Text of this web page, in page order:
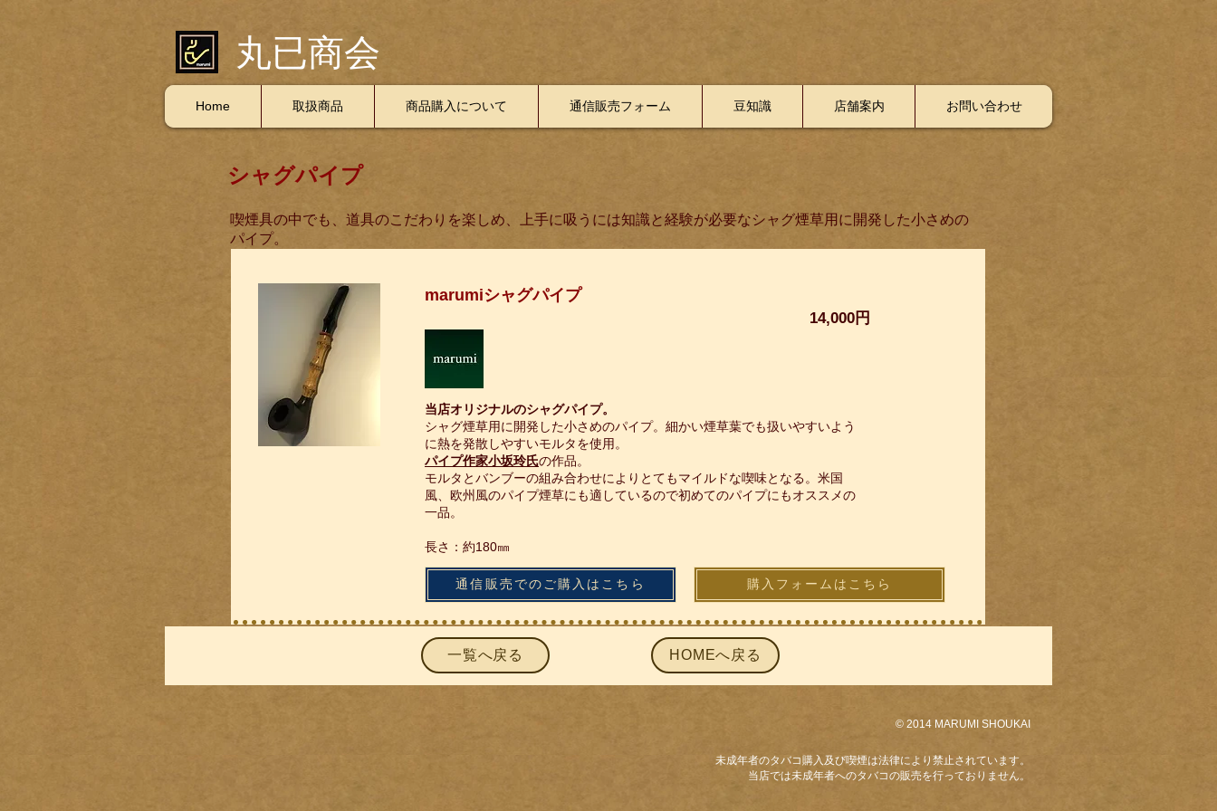
丸已商会
Home 取扱商品 商品購入について 通信販売フォーム 豆知識 店舗案内 お問い合わせ
シャグパイプ
喫煙具の中でも、道具のこだわりを楽しめ、上手に吸うには知識と経験が必要なシャグ煙草用に開発した小さめの
パイプ。
marumiシャグパイプ
​14,000円
当店オリジナルのシャグパイプ。
シャグ煙草用に開発した小さめのパイプ。細かい煙草葉でも扱いやすいよう
に熱を発散しやすいモルタを使用。
パイプ作家小坂玲氏の作品。
モルタとバンブーの組み合わせによりとてもマイルドな喫味となる。米国
風、欧州風のパイプ煙草にも適しているので初めてのパイプにもオススメの
一品。
​​長さ：約180㎜
通信販売でのご購入はこちら 購入フォームはこちら
一覧へ戻る HOMEへ戻る
© 2014 MARUMI SHOUKAI
未成年者のタバコ購入及び喫煙は法律により禁止されています。
当店では未成年者へのタバコの販売を行っておりません。